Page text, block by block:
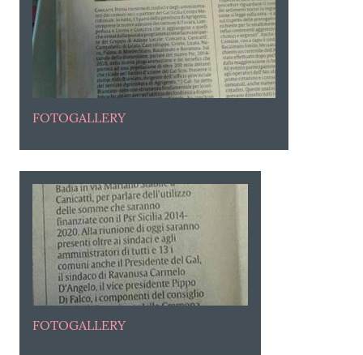
FOTOGALLERY
FOTOGALLERY